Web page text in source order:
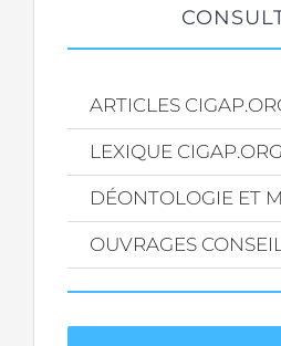
ARTICLES
LEXIQUE CIGAP.ORG
DÉONTOLOGIE ET
OUVRAGES